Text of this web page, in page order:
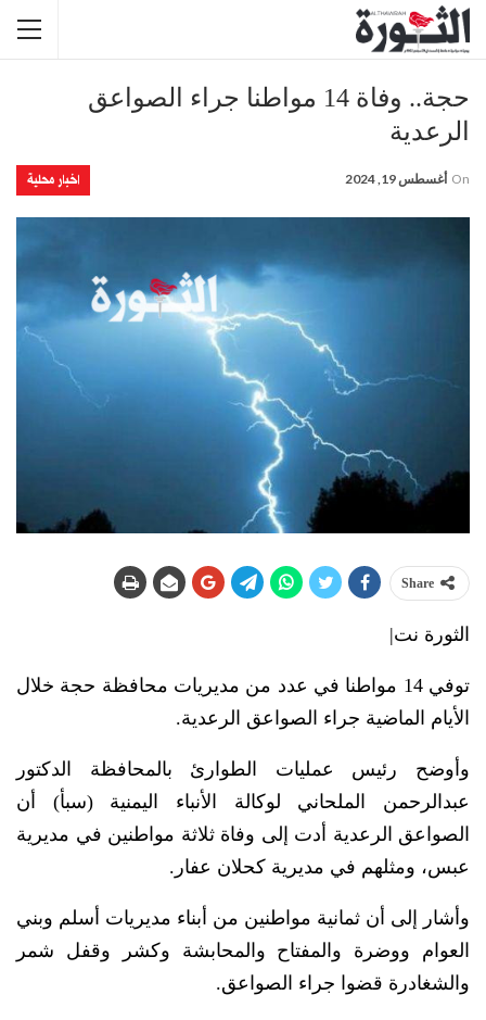
حجة.. وفاة 14 مواطنا جراء الصواعق
الرعدية
اخبار محلية On أغسطس 19, 2024
Share
الثورة نت|
توفي 14 مواطنا في عدد من مديريات محافظة حجة خلال
الأيام الماضية جراء الصواعق الرعدية.
وأوضح رئيس عمليات الطوارئ بالمحافظة الدكتور
عبدالرحمن الملحاني لوكالة الأنباء اليمنية (سبأ) أن
الصواعق الرعدية أدت إلى وفاة ثلاثة مواطنين في مديرية
عبس، ومثلهم في مديرية كحلان عفار.
وأشار إلى أن ثمانية مواطنين من أبناء مديريات أسلم وبني
العوام ووضرة والمفتاح والمحابشة وكشر وقفل شمر
والشغادرة قضوا جراء الصواعق.